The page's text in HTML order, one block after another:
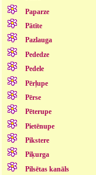
Paparze
Pātīte
Pazlauga
Pededze
Pedele
Pērļupe
Pērse
Pēterupe
Pietēnupe
Pikstere
Piķurga
Pilsētas kanāls